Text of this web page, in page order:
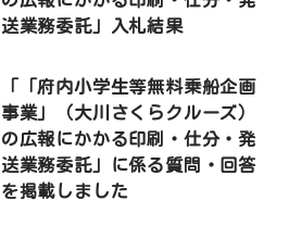
送業務委託」入札結果
「「府内小学生等無料乗船企画
事業」（大川さくらクルーズ）
の広報にかかる印刷・仕分・発
送業務委託」に係る質問・回答
を掲載しました